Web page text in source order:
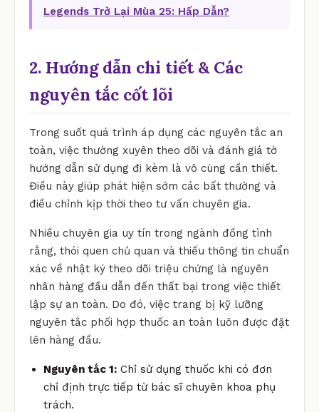
Legends Trở Lại Mùa 25: Hấp Dẫn?
2. Hướng dẫn chi tiết & Các
nguyên tắc cốt lõi
Trong suốt quá trình áp dụng các nguyên tắc an
toàn, việc thường xuyên theo dõi và đánh giá tờ
hướng dẫn sử dụng đi kèm là vô cùng cần thiết.
Điều này giúp phát hiện sớm các bất thường và
điều chỉnh kịp thời theo tư vấn chuyên gia.
Nhiều chuyên gia uy tín trong ngành đồng tình
rằng, thói quen chủ quan và thiếu thông tin chuẩn
xác về nhật ký theo dõi triệu chứng là nguyên
nhân hàng đầu dẫn đến thất bại trong việc thiết
lập sự an toàn. Do đó, việc trang bị kỹ lưỡng
nguyên tắc phối hợp thuốc an toàn luôn được đặt
lên hàng đầu.
Nguyên tắc 1: Chỉ sử dụng thuốc khi có đơn
chỉ định trực tiếp từ bác sĩ chuyên khoa phụ
trách.